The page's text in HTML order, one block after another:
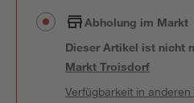
Abholung im Markt
Dieser Artikel ist nicht
MarktTroisdorf
Verfügbarkeit in